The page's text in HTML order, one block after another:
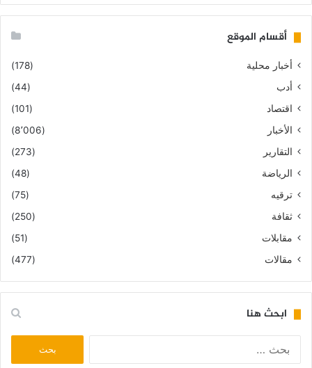
أقسام الموقع
أخبار محلية
(178)
أدب
(44)
اقتصاد
(101)
الأخبار
(8٬006)
التقارير
(273)
الرياضة
(48)
ترقيه
(75)
ثقافة
(250)
مقابلات
(51)
مقالات
(477)
ابحث هنا